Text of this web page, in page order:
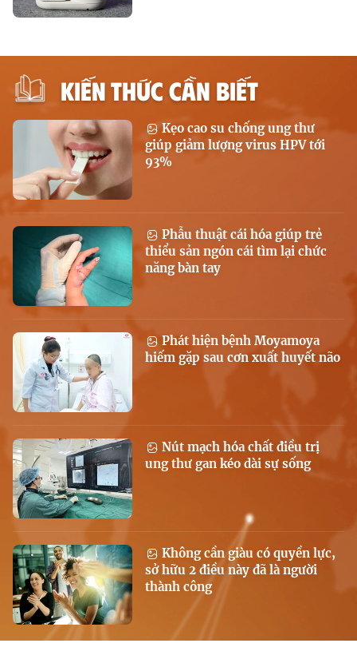
KIẾN THỨC CẦN BIẾT
Kẹo cao su chống ung thư
giúp giảm lượng virus HPV tới
93%
Phẫu thuật cái hóa giúp trẻ
thiểu sản ngón cái tìm lại chức
năng bàn tay
Phát hiện bệnh Moyamoya
hiếm gặp sau cơn xuất huyết não
Nút mạch hóa chất điều trị
ung thư gan kéo dài sự sống
Không cần giàu có quyền lực,
sở hữu 2 điều này đã là người
thành công